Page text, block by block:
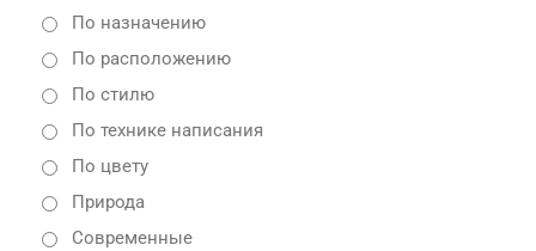
По назначению
По расположению
По стилю
По технике написания
По цвету
Природа
Современные